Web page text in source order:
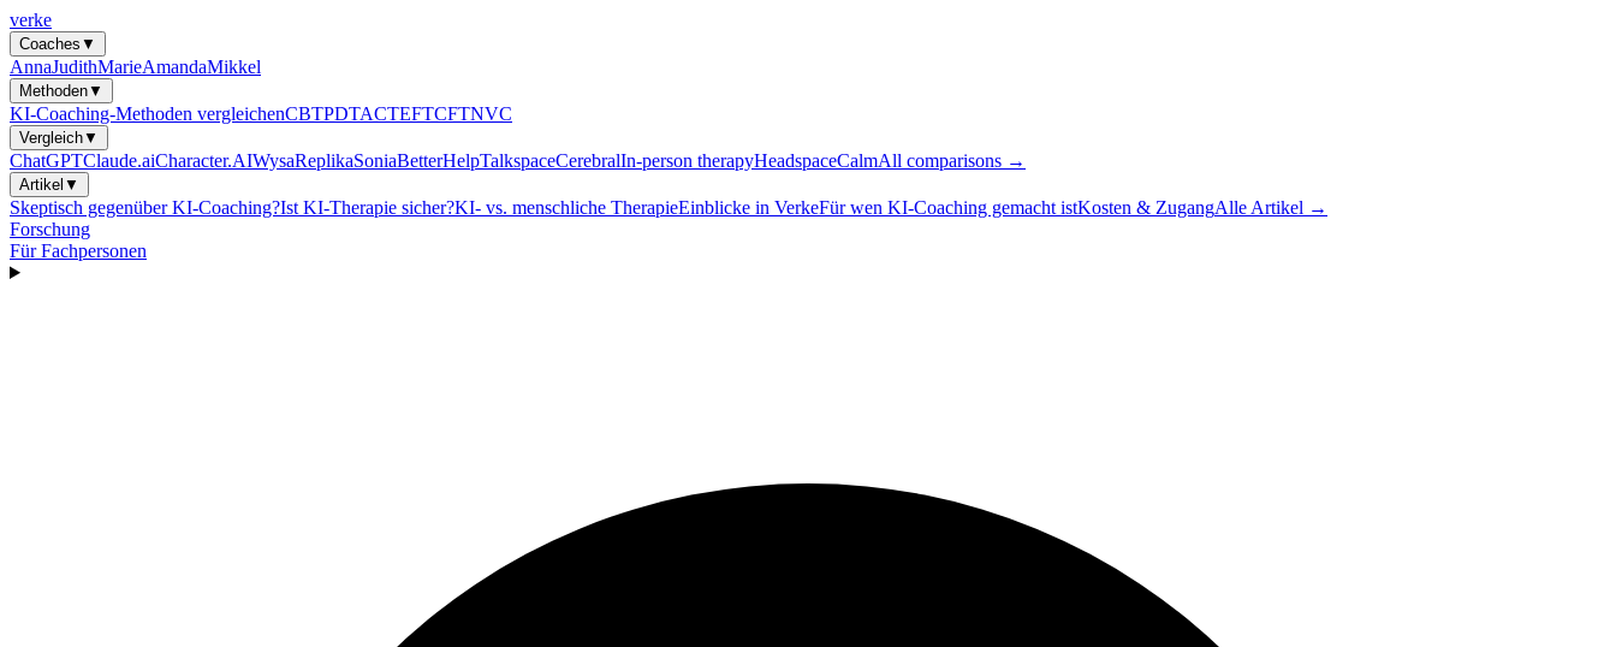
verke
Coaches ▼
AnnaJudithMarieAmandaMikkel
Methoden▼
KI-Coaching-Methoden vergleichenCBTPDTACTEFTCFTNVC
Vergleich▼
ChatGPTClaude.aiCharacter.AIWysaReplikaSoniaBetterHelpTalkspaceCerebralIn-person therapyHeadspaceCalmAll comparisons →
Artikel ▼
Skeptisch gegenüber KI-Coaching?Ist KI-Therapie sicher?KI- vs. menschliche TherapieEinblicke in VerkeFür wen KI-Coaching gemacht istKosten & ZugangAlle Artikel →
Forschung
Für Fachpersonen